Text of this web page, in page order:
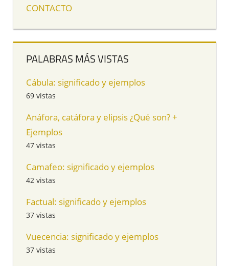
CONTACTO
PALABRAS MÁS VISTAS
Cábula: significado y ejemplos
69 vistas
Anáfora, catáfora y elipsis ¿Qué son? +
Ejemplos
47 vistas
Camafeo: significado y ejemplos
42 vistas
Factual: significado y ejemplos
37 vistas
Vuecencia: significado y ejemplos
37 vistas